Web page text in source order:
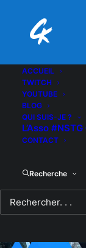
ACCUEIL
TWITCH
YOUTUBE
BLOG
QUI SUIS-JE ?
L’Asso
CONTACT
Recherche